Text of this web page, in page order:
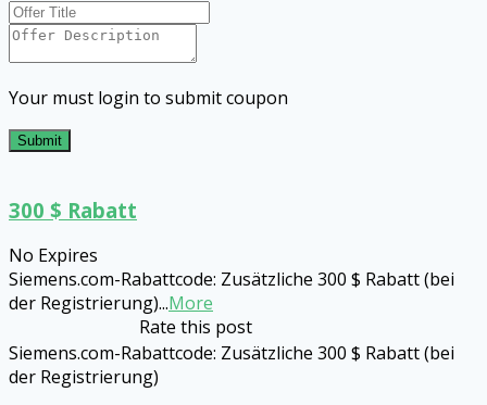
Your must login to submit coupon
Submit
300 $ Rabatt
No Expires
Siemens.com-Rabattcode: Zusätzliche 300 $ Rabatt (bei
der Registrierung)...More
Rate this post
Siemens.com-Rabattcode: Zusätzliche 300 $ Rabatt (bei
der Registrierung)